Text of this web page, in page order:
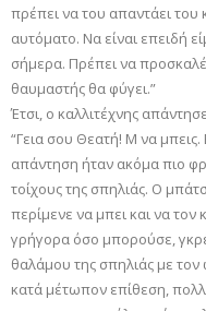
πρέπει να του απαντάει του
αυτόματο. Να είναι επειδή
σήμερα. Πρέπει να
θαυμαστής θα φύγει.”
Έτσι, ο καλλιτέχνης
“Γεια σου Θεατή! Μ να
απάντηση ήταν ακόμα πιο
τοίχους της σπηλιάς. Ο
περίμενε να μπει και να τον
γρήγορα όσο μπορούσε,
θαλάμου της σπηλιάς με
κατά μέτωπον επίθεση,